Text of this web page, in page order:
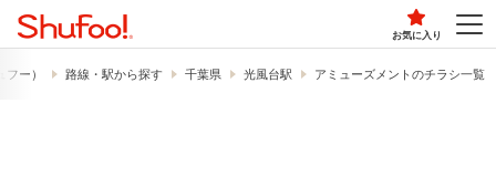
お気に入り
ー） 路線・駅から探す 千葉県 光風台駅 アミューズメントのチラシ一覧